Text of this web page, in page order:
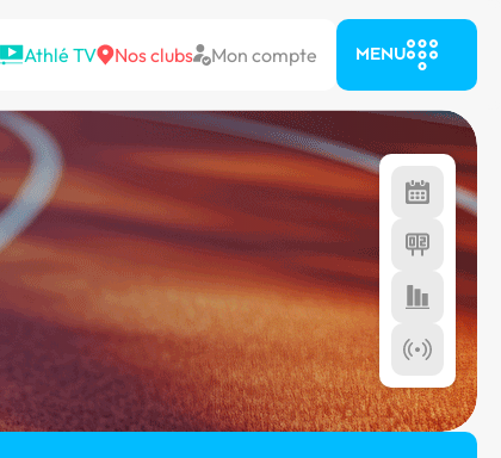
Athlé TV Nos clubs Mon compte MENU